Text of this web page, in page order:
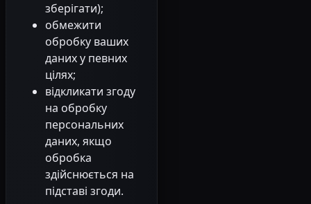
зберігати);
обмежити
обробку ваших
даних у певних
цілях;
відкликати згоду
на обробку
персональних
даних, якщо
обробка
здійснюється на
підставі згоди.